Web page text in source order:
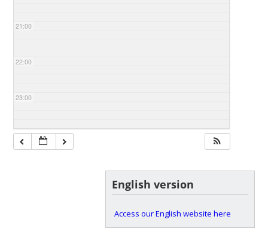
21:00
22:00
23:00
English version
Access our English website here